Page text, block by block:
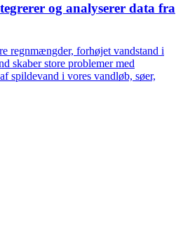
og analyserer data fra
regnmængder, forhøjet vandstand i
skaber store problemer med
spildevand i vores vandløb, søer,